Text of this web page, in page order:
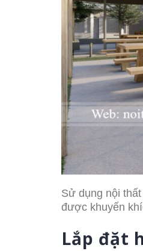
Sử dụng nội
được khuyến
Lắp đặt